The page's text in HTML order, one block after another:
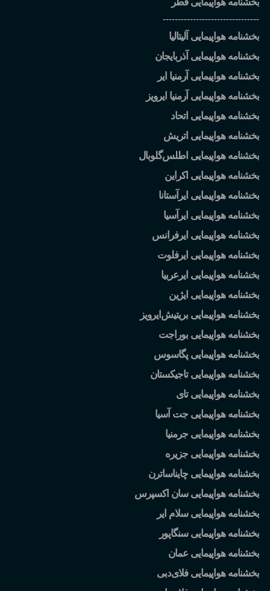
بخشنامه هواپیمایی قطر
--------------------------------
بخشنامه هواپیمایی آلیتالیا
بخشنامه هواپیمایی آذربایجان
بخشنامه هواپیمایی آرمنیا ایر
بخشنامه هواپیمایی آرمنیا ایرویز
بخشنامه هواپیمایی اتحاد
بخشنامه هواپیمایی اتریش
بخشنامه هواپیمایی اطلسگلوبال
بخشنامه هواپیمایی اکراین
بخشنامه هواپیمایی ایرآستانا
بخشنامه هواپیمایی ایرآسیا
بخشنامه هواپیمایی ایرفرانس
بخشنامه هواپیمایی ایرفلوت
بخشنامه هواپیمایی ایرعربیا
بخشنامه هواپیمایی ایژین
بخشنامه هواپیمایی بریتیش ایرویز
بخشنامه هواپیمایی بوراجت
بخشنامه هواپیمایی پگاسوس
بخشنامه هواپیمایی تاجیکستان
بخشنامه هواپیمایی تای
بخشنامه هواپیمایی جت آسیا
بخشنامه هواپیمایی جرمنیا
بخشنامه هواپیمایی جزیره
بخشنامه هواپیمایی چایناساترن
بخشنامه هواپیمایی سان اکسپرس
بخشنامه هواپیمایی سلام ایر
بخشنامه هواپیمایی سنگاپور
بخشنامه هواپیمایی عمان
بخشنامه هواپیمایی فلایدبی